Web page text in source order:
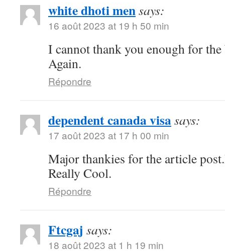
white dhoti mensays:
16 août 2023 at 19 h 50 min
I cannot thank you enough for
Again.
Répondre
dependent canada visasays:
17 août 2023 at 17 h 00 min
Major thankies for the article
Really Cool.
Répondre
Ftcgaj says:
18 août 2023 at 1 h 19 min